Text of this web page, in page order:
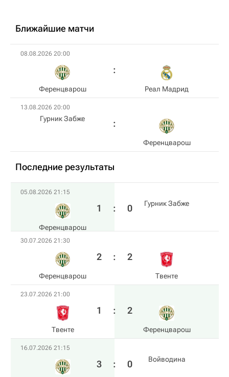
Ближайшие матчи
08.08.2026 20:00
Ференцварош Реал Мадрид
13.08.2026 20:00
Гурник Забже
Ференцварош
Последние результаты
05.08.2026 21:15
Ференцварош
1 : 0 Гурник Забже
30.07.2026 21:30
Ференцварош
2 : 2
Твенте
23.07.2026 21:00
Твенте
1 : 2
Ференцварош
16.07.2026 21:15
3 : 0 Войводина